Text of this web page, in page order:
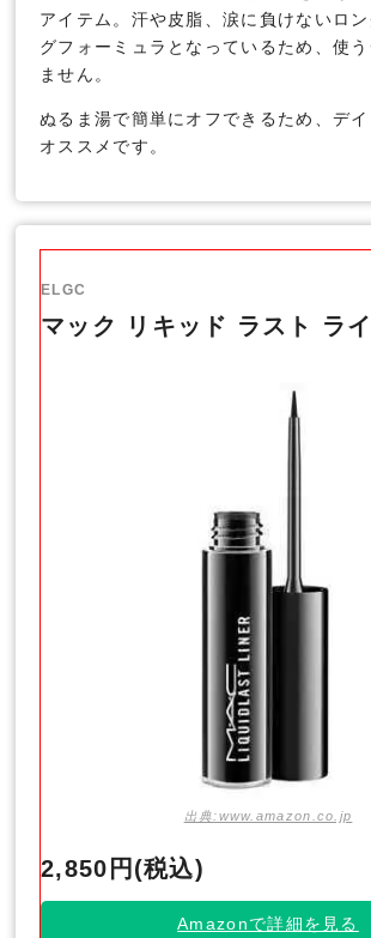
アイテム。汗や皮脂、涙に負けないロ
グフォーミュラとなっているため、使
ません。
ぬるま湯で簡単にオフできるため、デ
オススメです。
ELGC
マック リキッド ラスト ラ
出典:www.amazon.co.jp
2,850円(税込)
Amazonで詳細を見る